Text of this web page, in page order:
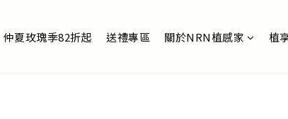
仲夏玫瑰季82折起 送禮專區 關於NRN植感家 植